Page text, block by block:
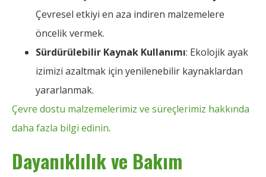
Çevresel etkiyi en aza indiren malzemelere
öncelik vermek.
Sürdürülebilir Kaynak Kullanımı: Ekolojik ayak
izimizi azaltmak için yenilenebilir kaynaklardan
yararlanmak.
Çevre dostu malzemelerimiz ve süreçlerimiz hakkında
daha fazla bilgi edinin.
Dayanıklılık ve Bakım